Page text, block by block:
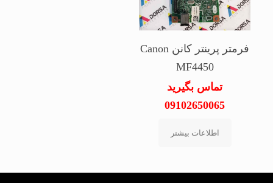
فرمتر پرینتر کانن Canon
MF4450
تماس بگیرید
09102650065
اطلاعات بیشتر